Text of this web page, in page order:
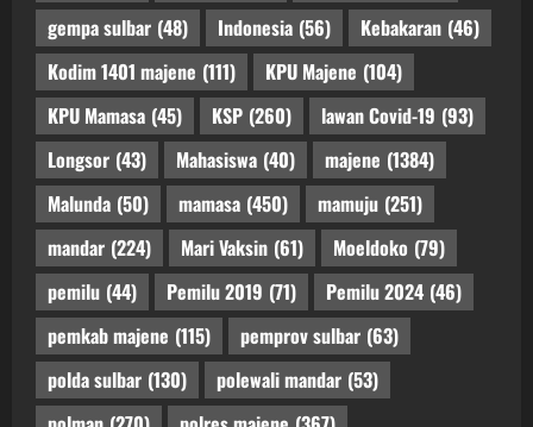
gempa sulbar (48) Indonesia (56) Kebakaran (46)
Kodim 1401 majene (111) KPU Majene (104)
KPU Mamasa (45) KSP (260) lawan Covid-19 (93)
Longsor (43) Mahasiswa (40) majene (1384)
Malunda (50) mamasa (450) mamuju (251)
mandar (224) Mari Vaksin (61) Moeldoko (79)
pemilu (44) Pemilu 2019 (71) Pemilu 2024 (46)
pemkab majene (115) pemprov sulbar (63)
polda sulbar (130) polewali mandar (53)